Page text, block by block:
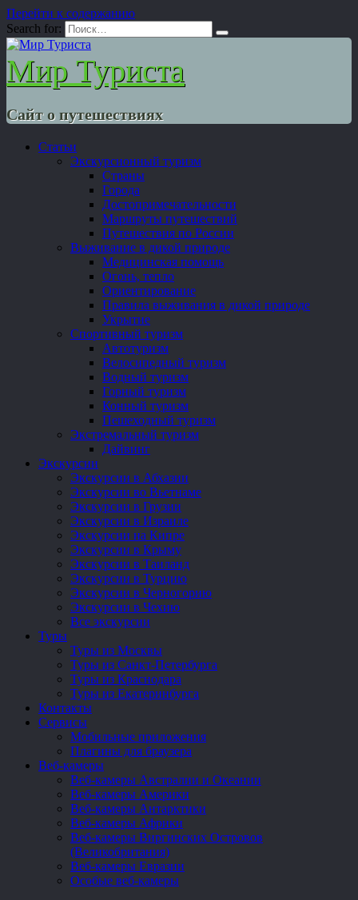
Перейти к содержанию
Search for:
Мир Туриста
Сайт о путешествиях
Статьи
Экскурсионный туризм
Страны
Города
Достопримечательности
Маршруты путешествий
Путешествия по России
Выживание в дикой природе
Медицинская помощь
Огонь, тепло
Ориентирование
Правила выживания в дикой природе
Укрытие
Спортивный туризм
Автотуризм
Велосипедный туризм
Водный туризм
Горный туризм
Конный туризм
Пешеходный туризм
Экстремальный туризм
Дайвинг
Экскурсии
Экскурсии в Абхазии
Экскурсии во Вьетнаме
Экскурсии в Грузии
Экскурсии в Израиле
Экскурсии на Кипре
Экскурсии в Крыму
Экскурсии в Таиланд
Экскурсии в Турцию
Экскурсии в Черногорию
Экскурсии в Чехию
Все экскурсии
Туры
Туры из Москвы
Туры из Санкт-Петербурга
Туры из Краснодара
Туры из Екатеринбурга
Контакты
Сервисы
Мобильные приложения
Плагины для браузера
Веб-камеры
Веб-камеры Австралии и Океании
Веб-камеры Америки
Веб-камеры Антарктики
Веб-камеры Африки
Веб-камеры Виргинских Островов
(Великобритания)
Веб-камеры Евразии
Особые веб-камеры